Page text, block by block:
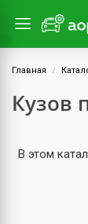
Главная
Кузов
В этом